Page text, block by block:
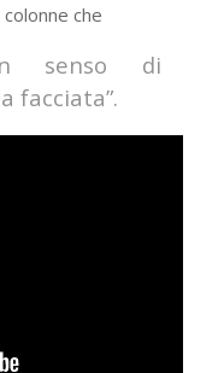
che
senso di
facciata”.